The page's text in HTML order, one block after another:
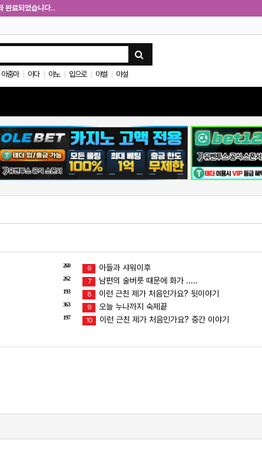
완료되었습니다..
아줌마 아다 야노 입으로 야썰 야설
260
262
193
363
197
6 아들과 샤워이후
7 남편의 술버릇 때문에 화가 .....
8 이런 근친 제가 처음인가요? 뒷이야기
9 오늘 누나까지 숙제끝
10 이런 근친 제가 처음인가요? 중간 이야기